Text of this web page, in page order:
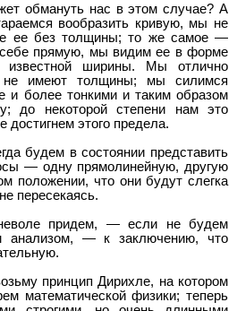
обмануть нас в этом случае? А
вообразить кривую, мы не
ее без толщины; то же самое —
прямую, мы видим ее в форме
известной ширины. Мы отлично
имеют толщины; мы силимся
и более тонкими и таким образом
до некоторой степени нам это
достигнем этого предела.
будем в состоянии представить
— одну прямолинейную, другую
положении, что они будут слегка
пересекаясь.
придем, — если не будем
анализом, — к заключению, что
принцип Дирихле, на котором
математической физики; теперь